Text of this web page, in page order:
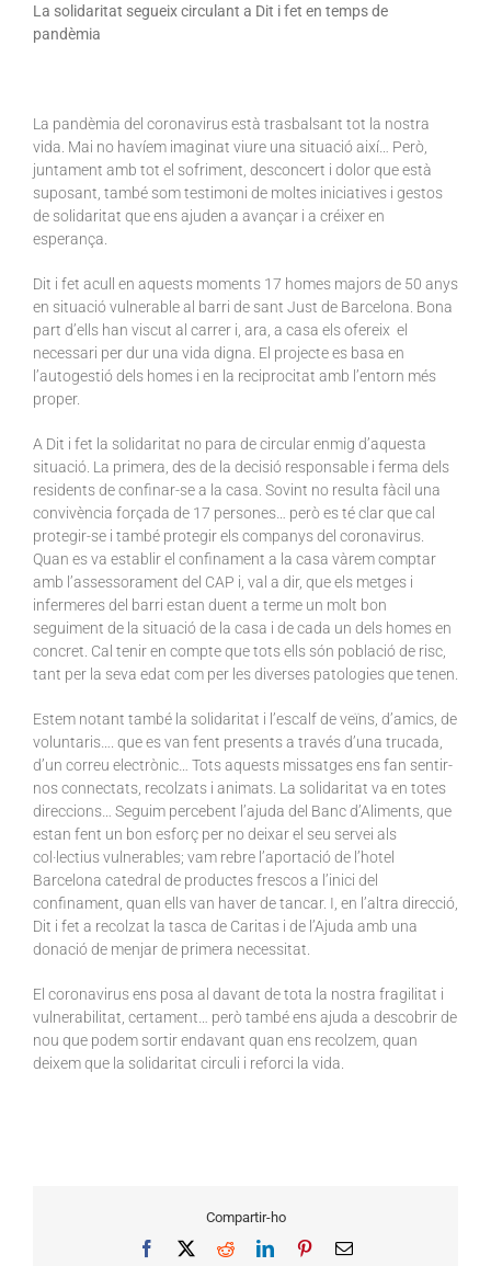
La solidaritat segueix circulant a Dit i fet en temps de
pandèmia
La pandèmia del coronavirus està trasbalsant tot la nostra
vida. Mai no havíem imaginat viure una situació així… Però,
juntament amb tot el sofriment, desconcert i dolor que està
suposant, també som testimoni de moltes iniciatives i gestos
de solidaritat que ens ajuden a avançar i a créixer en
esperança.
Dit i fet acull en aquests moments 17 homes majors de 50 anys
en situació vulnerable al barri de sant Just de Barcelona. Bona
part d’ells han viscut al carrer i, ara, a casa els ofereix el
necessari per dur una vida digna. El projecte es basa en
l’autogestió dels homes i en la reciprocitat amb l’entorn més
proper.
A Dit i fet la solidaritat no para de circular enmig d’aquesta
situació. La primera, des de la decisió responsable i ferma dels
residents de confinar-se a la casa. Sovint no resulta fàcil una
convivència forçada de 17 persones… però es té clar que cal
protegir-se i també protegir els companys del coronavirus.
Quan es va establir el confinament a la casa vàrem comptar
amb l’assessorament del CAP i, val a dir, que els metges i
infermeres del barri estan duent a terme un molt bon
seguiment de la situació de la casa i de cada un dels homes en
concret. Cal tenir en compte que tots ells són població de risc,
tant per la seva edat com per les diverses patologies que tenen.
Estem notant també la solidaritat i l’escalf de veïns, d’amics, de
voluntaris…. que es van fent presents a través d’una trucada,
d’un correu electrònic… Tots aquests missatges ens fan sentir-
nos connectats, recolzats i animats. La solidaritat va en totes
direccions… Seguim percebent l’ajuda del Banc d’Aliments, que
estan fent un bon esforç per no deixar el seu servei als
col·lectius vulnerables; vam rebre l’aportació de l’hotel
Barcelona catedral de productes frescos a l’inici del
confinament, quan ells van haver de tancar. I, en l’altra direcció,
Dit i fet a recolzat la tasca de Caritas i de l’Ajuda amb una
donació de menjar de primera necessitat.
El coronavirus ens posa al davant de tota la nostra fragilitat i
vulnerabilitat, certament… però també ens ajuda a descobrir de
nou que podem sortir endavant quan ens recolzem, quan
deixem que la solidaritat circuli i reforci la vida.
Compartir-ho
Facebook RedditLinkedInPinterestEmail